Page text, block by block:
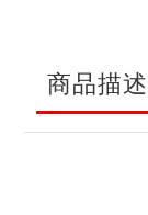
商品描述